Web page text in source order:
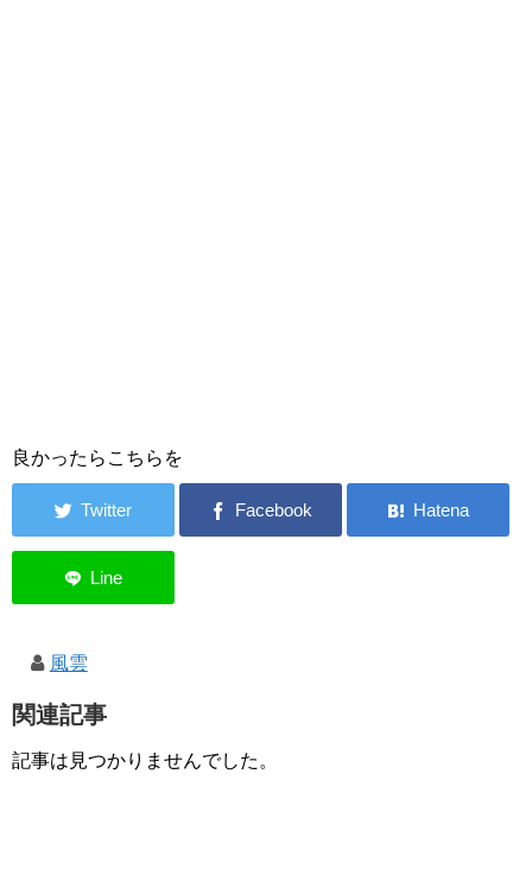
良かったらこちらを
風雲
関連記事
記事は見つかりませんでした。